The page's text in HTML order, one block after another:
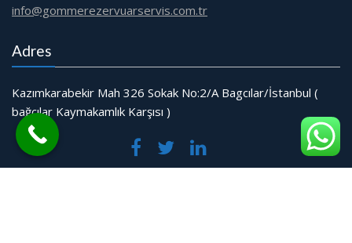
info@gommerezervuarservis.com.tr
Adres
Kazımkarabekir Mah 326 Sokak No:2/A Bagcılar/İstanbul (
bağcılar Kaymakamlık Karşısı )